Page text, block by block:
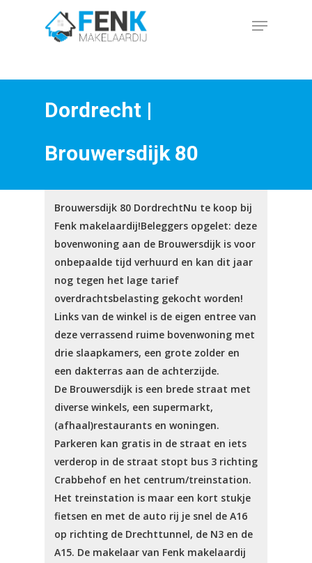
Menu
Dordrecht |
Brouwersdijk 80
Brouwersdijk 80 DordrechtNu te koop bij
Fenk makelaardij!Beleggers opgelet: deze
bovenwoning aan de Brouwersdijk is voor
onbepaalde tijd verhuurd en kan dit jaar
nog tegen het lage tarief
overdrachtsbelasting gekocht worden!
Links van de winkel is de eigen entree van
deze verrassend ruime bovenwoning met
drie slaapkamers, een grote zolder en
een dakterras aan de achterzijde.
De Brouwersdijk is een brede straat met
diverse winkels, een supermarkt,
(afhaal)restaurants en woningen.
Parkeren kan gratis in de straat en iets
verderop in de straat stopt bus 3 richting
Crabbehof en het centrum/treinstation.
Het treinstation is maar een kort stukje
fietsen en met de auto rij je snel de A16
op richting de Drechttunnel, de N3 en de
A15. De makelaar van Fenk makelaardij